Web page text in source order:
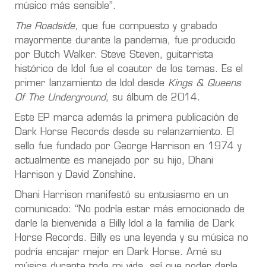
músico más sensible”.
The Roadside, que fue compuesto y grabado
mayormente durante la pandemia, fue producido
por Butch Walker. Steve Steven, guitarrista
histórico de Idol fue el coautor de los temas. Es el
primer lanzamiento de Idol desde Kings & Queens
Of The Underground, su álbum de 2014.
Este EP marca además la primera publicación de
Dark Horse Records desde su relanzamiento. El
sello fue fundado por George Harrison en 1974 y
actualmente es manejado por su hijo, Dhani
Harrison y David Zonshine.
Dhani Harrison manifestó su entusiasmo en un
comunicado: “No podría estar más emocionado de
darle la bienvenida a Billy Idol a la familia de Dark
Horse Records. Billy es una leyenda y su música no
podría encajar mejor en Dark Horse. Amé su